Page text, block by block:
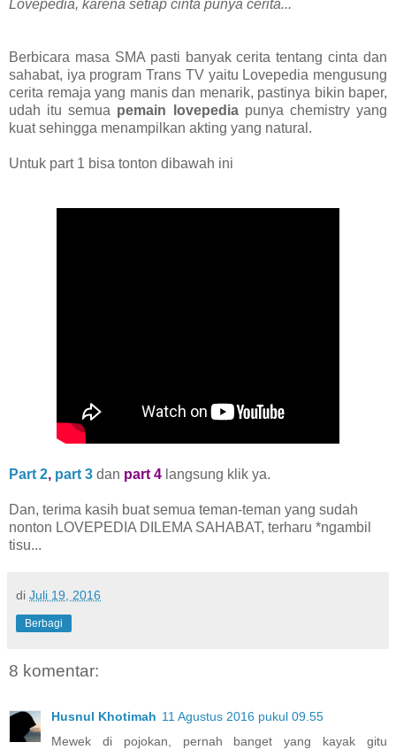
Lovepedia, karena setiap cinta punya cerita...
Berbicara masa SMA pasti banyak cerita tentang cinta dan
sahabat, iya program Trans TV yaitu Lovepedia mengusung
cerita remaja yang manis dan menarik, pastinya bikin baper,
udah itu semua pemain lovepediapunya chemistry yang
kuat sehingga menampilkan akting yang natural.
Untuk part 1 bisa tonton dibawah ini
Part 2, part 3 dan part 4 langsung klik ya.
Dan, terima kasih buat semua teman-teman yang sudah
nonton LOVEPEDIA DILEMA SAHABAT, terharu *ngambil
tisu...
di Juli 19, 2016
Berbagi
8 komentar:
Husnul Khotimah 11 Agustus 2016 pukul 09.55
Mewek di pojokan, pernah banget yang kayak gitu